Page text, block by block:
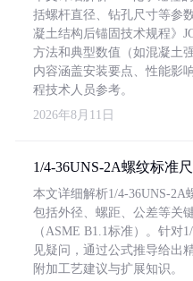
括螺杆直径、钻孔尺寸等参
凝土结构后锚固技术规程》
方法和典型数值（如混凝土
内容涵盖安装要点、性能影
程技术人员参考。
2026年8月11日
1/4-36UNS-2A螺纹标准
本文详细解析1/4-36UNS-2A
包括外径、螺距、公差等关
（ASME B1.1标准）。针对
见疑问，通过公式推导给出
附加工艺建议与扩展知识。